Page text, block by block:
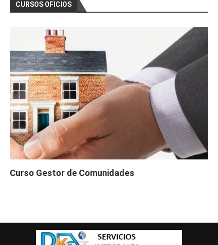
CURSOS OFICIOS
Curso Gestor de Comunidades